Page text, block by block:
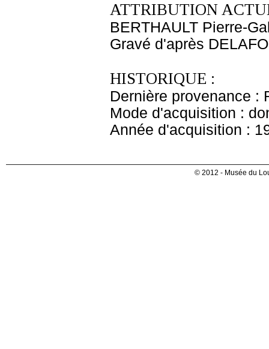
ATTRIBUTION
BERTHAULT Pierre-
Gravé d'après
HISTORIQUE :
Dernière provenance :
Mode d'acquisition :
Année d'acquisition :
© 2012 - Musée du